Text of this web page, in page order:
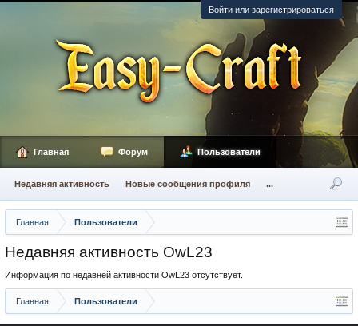
Войти или зарегистрироваться
Главная Пользователи
Недавняя активность OwL23
Информация по недавней активности OwL23 отсутствует.
Главная Пользователи
Главная Форум Пользователи
Недавняя активность Новые сообщения профиля ...